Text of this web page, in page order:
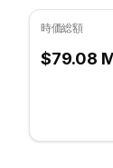
時価総額
$79.08